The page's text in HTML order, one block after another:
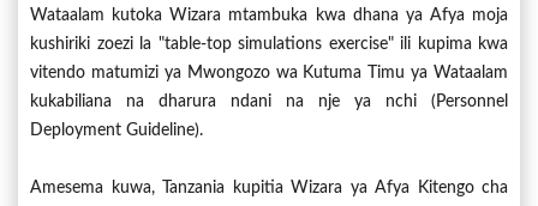
Wataalam kutoka Wizara mtambuka kwa dhana ya Afya moja
kushiriki zoezi la "table-top simulations exercise" ili kupima kwa
vitendo matumizi ya Mwongozo wa Kutuma Timu ya Wataalam
kukabiliana na dharura ndani na nje ya nchi (Personnel
Deployment Guideline).
Amesema kuwa, Tanzania kupitia Wizara ya Afya Kitengo cha